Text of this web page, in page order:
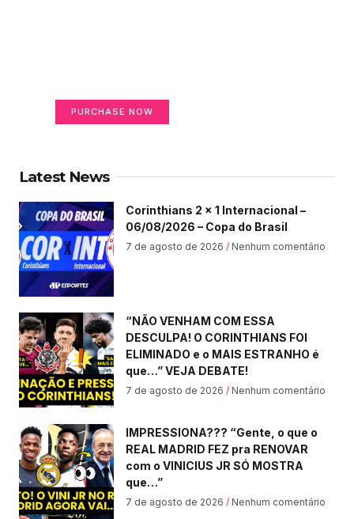
PURCHASE NOW
Latest News
Corinthians 2 x 1 Internacional –
06/08/2026 – Copa do Brasil
7 de agosto de 2026 Nenhum comentário
“NÃO VENHAM COM ESSA
DESCULPA! O CORINTHIANS FOI
ELIMINADO e o MAIS ESTRANHO é
que…” VEJA DEBATE!
7 de agosto de 2026 Nenhum comentário
IMPRESSIONA??? “Gente, o que o
REAL MADRID FEZ pra RENOVAR
com o VINICIUS JR SÓ MOSTRA
que…”
7 de agosto de 2026 Nenhum comentário